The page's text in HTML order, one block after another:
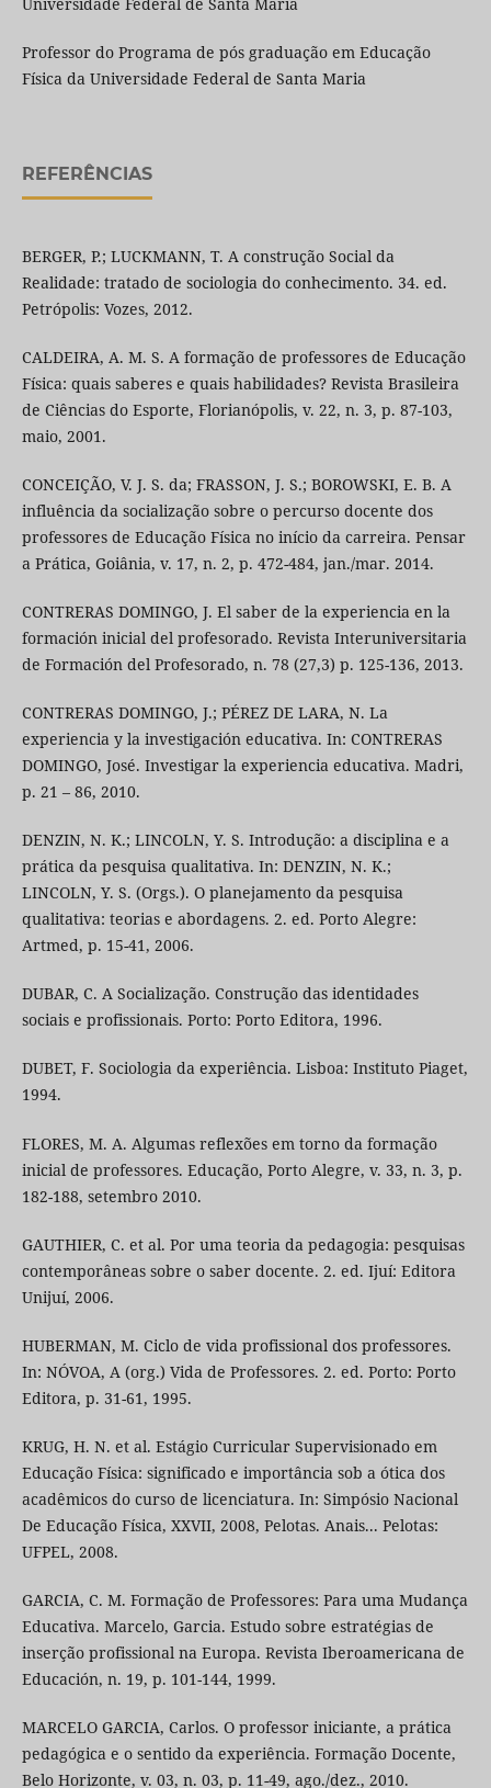
Universidade Federal de Santa Maria
Professor do Programa de pós graduação em Educação
Física da Universidade Federal de Santa Maria
REFERÊNCIAS
BERGER, P.; LUCKMANN, T. A construção Social da
Realidade: tratado de sociologia do conhecimento. 34. ed.
Petrópolis: Vozes, 2012.
CALDEIRA, A. M. S. A formação de professores de Educação
Física: quais saberes e quais habilidades? Revista Brasileira
de Ciências do Esporte, Florianópolis, v. 22, n. 3, p. 87-103,
maio, 2001.
CONCEIÇÃO, V. J. S. da; FRASSON, J. S.; BOROWSKI, E. B. A
influência da socialização sobre o percurso docente dos
professores de Educação Física no início da carreira. Pensar
a Prática, Goiânia, v. 17, n. 2, p. 472-484, jan./mar. 2014.
CONTRERAS DOMINGO, J. El saber de la experiencia en la
formación inicial del profesorado. Revista Interuniversitaria
de Formación del Profesorado, n. 78 (27,3) p. 125-136, 2013.
CONTRERAS DOMINGO, J.; PÉREZ DE LARA, N. La
experiencia y la investigación educativa. In: CONTRERAS
DOMINGO, José. Investigar la experiencia educativa. Madri,
p. 21 – 86, 2010.
DENZIN, N. K.; LINCOLN, Y. S. Introdução: a disciplina e a
prática da pesquisa qualitativa. In: DENZIN, N. K.;
LINCOLN, Y. S. (Orgs.). O planejamento da pesquisa
qualitativa: teorias e abordagens. 2. ed. Porto Alegre:
Artmed, p. 15-41, 2006.
DUBAR, C. A Socialização. Construção das identidades
sociais e profissionais. Porto: Porto Editora, 1996.
DUBET, F. Sociologia da experiência. Lisboa: Instituto Piaget,
1994.
FLORES, M. A. Algumas reflexões em torno da formação
inicial de professores. Educação, Porto Alegre, v. 33, n. 3, p.
182-188, setembro 2010.
GAUTHIER, C. et al. Por uma teoria da pedagogia: pesquisas
contemporâneas sobre o saber docente. 2. ed. Ijuí: Editora
Unijuí, 2006.
HUBERMAN, M. Ciclo de vida profissional dos professores.
In: NÓVOA, A (org.) Vida de Professores. 2. ed. Porto: Porto
Editora, p. 31-61, 1995.
KRUG, H. N. et al. Estágio Curricular Supervisionado em
Educação Física: significado e importância sob a ótica dos
acadêmicos do curso de licenciatura. In: Simpósio Nacional
De Educação Física, XXVII, 2008, Pelotas. Anais... Pelotas:
UFPEL, 2008.
GARCIA, C. M. Formação de Professores: Para uma Mudança
Educativa. Marcelo, Garcia. Estudo sobre estratégias de
inserção profissional na Europa. Revista Iberoamericana de
Educación, n. 19, p. 101-144, 1999.
MARCELO GARCIA, Carlos. O professor iniciante, a prática
pedagógica e o sentido da experiência. Formação Docente,
Belo Horizonte, v. 03, n. 03, p. 11-49, ago./dez., 2010.